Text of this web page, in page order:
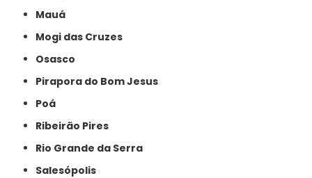
Mauá
Mogi das Cruzes
Osasco
Pirapora do Bom Jesus
Poá
Ribeirão Pires
Rio Grande da Serra
Salesópolis